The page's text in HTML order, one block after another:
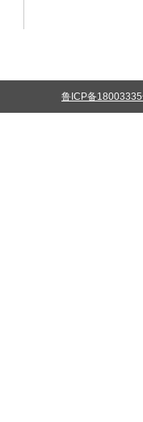
鲁ICP备